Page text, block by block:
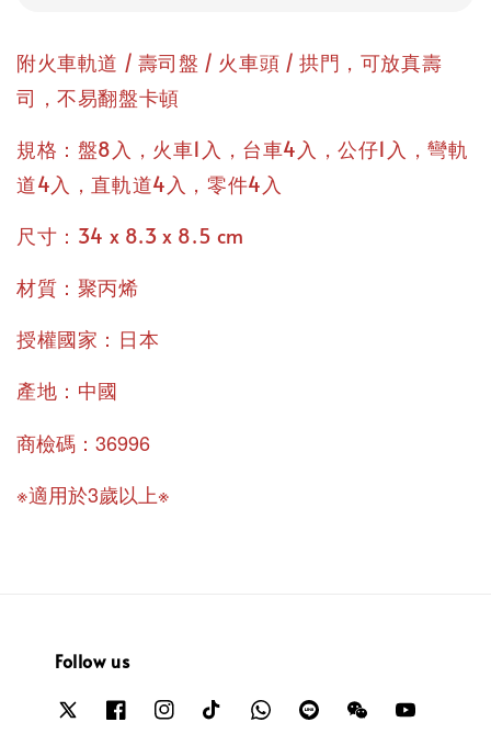
附火車軌道 / 壽司盤 / 火車頭 / 拱門，可放真壽
司，不易翻盤卡頓
規格：盤8入，火車1入，台車4入，公仔1入，彎軌
道4入，直軌道4入，零件4入
尺寸：34 x 8.3 x 8.5 cm
材質：聚丙烯
授權國家：日本
產地：中國
商檢碼：36996
※適用於3歲以上※
Follow us